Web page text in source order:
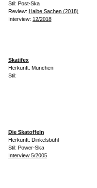
Stil: Post-Ska
Review: Halbe Sachen (2018)
Interview: 12/2018
Skatifex
Herkunft: München
Stil:
Die Skatoffeln
Herkunft: Dinkelsbühl
Stil: Power-Ska
Interview 5/2005